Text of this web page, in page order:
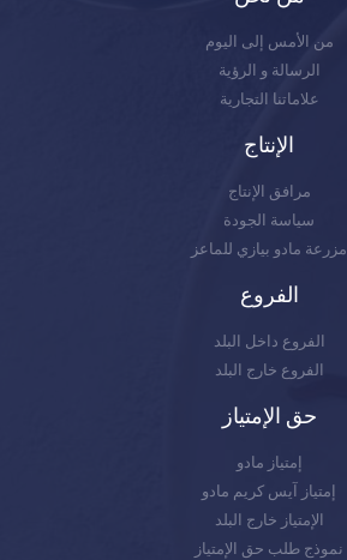
من الأمس إلى اليوم
الرسالة و الرؤية
علاماتنا التجارية
الإنتاج
مرافق الإنتاج
سياسة الجودة
مزرعة مادو بيازي للماعز
الفروع
الفروع داخل البلد
الفروع خارج البلد
حق الإمتياز
إمتياز مادو
إمتياز آيس كريم مادو
الإمتياز خارج البلد
نموذج طلب حق الإمتياز